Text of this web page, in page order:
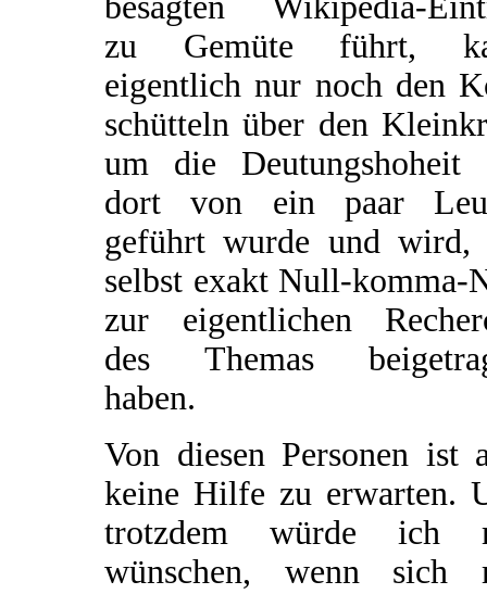
zu Gemüte führt,
eigentlich nur noch den
schütteln über den
um die Deutungshoheit
dort von ein paar
geführt wurde und wird,
selbst exakt Null-komma-
zur eigentlichen
des Themas
haben.
Von diesen Personen ist
keine Hilfe zu erwarten.
trotzdem würde ich
wünschen, wenn sich